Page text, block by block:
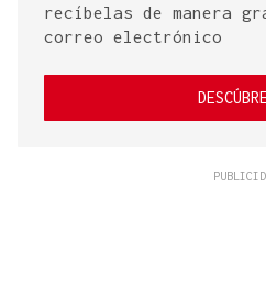
recíbelas de manera
correo electrónico